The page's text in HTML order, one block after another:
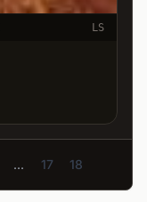
LS
... 17 18